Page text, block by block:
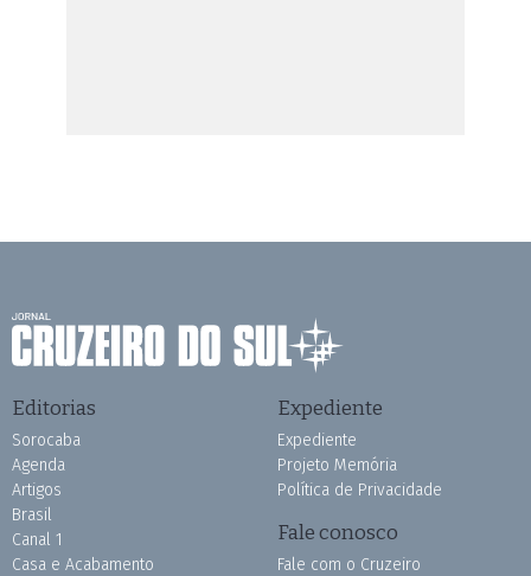
Editorias
Sorocaba
Agenda
Artigos
Brasil
Canal 1
Casa e Acabamento
Expediente
Expediente
Projeto Memória
Política de Privacidade
Fale conosco
Fale com o Cruzeiro